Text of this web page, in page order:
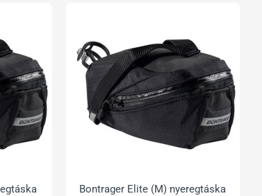
Bontrager Elite (M) nyeregtáska